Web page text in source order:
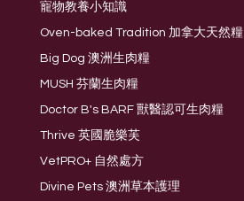
寵物教養小知識
Oven-baked Tradition 加拿大天然糧
Big Dog 澳洲生肉糧
MUSH 芬蘭生肉糧
Doctor B's BARF 獸醫認可生肉糧
Thrive 英國脆樂芙
VetPRO+ 自然處方
Divine Pets 澳洲草本護理